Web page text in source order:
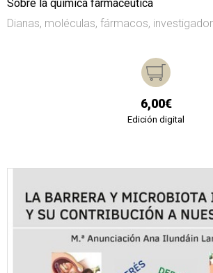
Sobre la química farmacéutica
Dianas, moléculas, fármacos,
6,00€
Edición digital